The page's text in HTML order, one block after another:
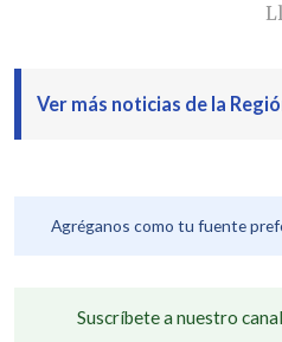
Ver más noticias de la
Agréganos como tu fuente
Suscríbete a nuestro